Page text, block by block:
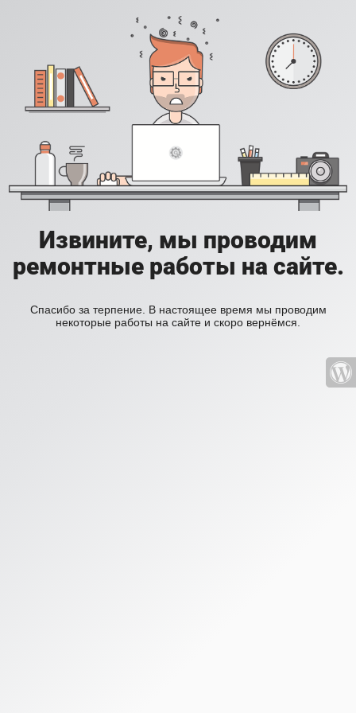
Извините, мы проводим
ремонтные работы на сайте.
Спасибо за терпение. В настоящее время мы проводим
некоторые работы на сайте и скоро вернёмся.